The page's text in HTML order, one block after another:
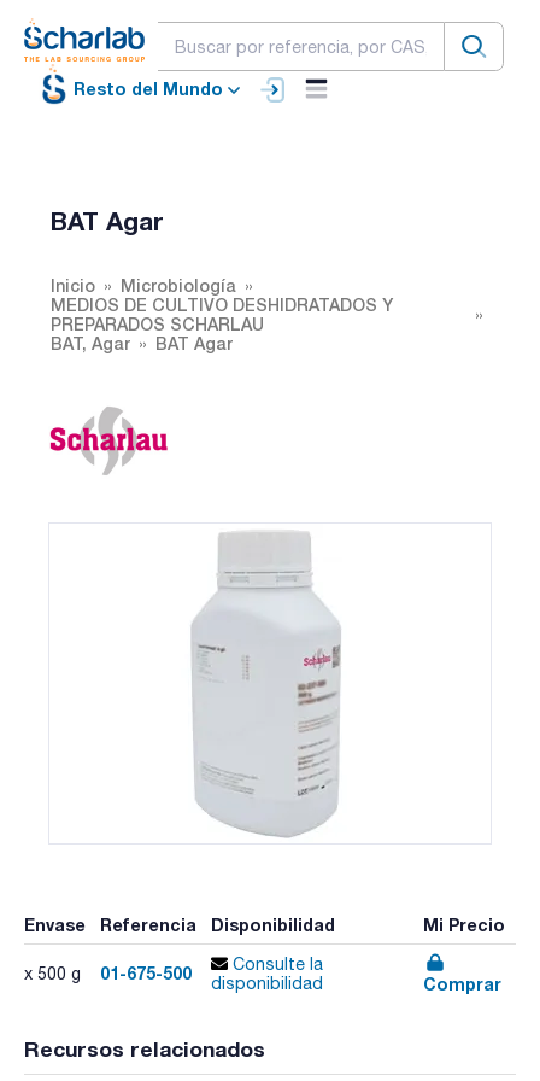
Resto del Mundo
BAT Agar
Inicio
Microbiología
MEDIOS DE CULTIVO DESHIDRATADOS Y
PREPARADOS SCHARLAU
BAT, Agar
BAT Agar
Envase Referencia Disponibilidad Mi Precio
x 500 g 01-675-500
Consulte la
disponibilidad
Comprar
Recursos relacionados